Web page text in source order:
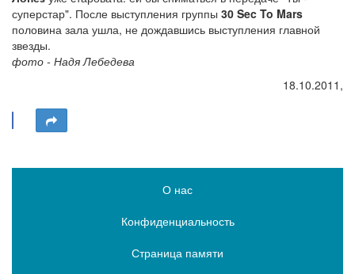
суперстар". После выступления группы 30 Sec To Mars
половина зала ушла, не дождавшись выступления главной
звезды.
фото - Надя Лебедева
18.10.2011,
О нас
Конфиденциальность
Страница памяти